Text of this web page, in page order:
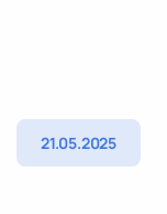
21.05.2025